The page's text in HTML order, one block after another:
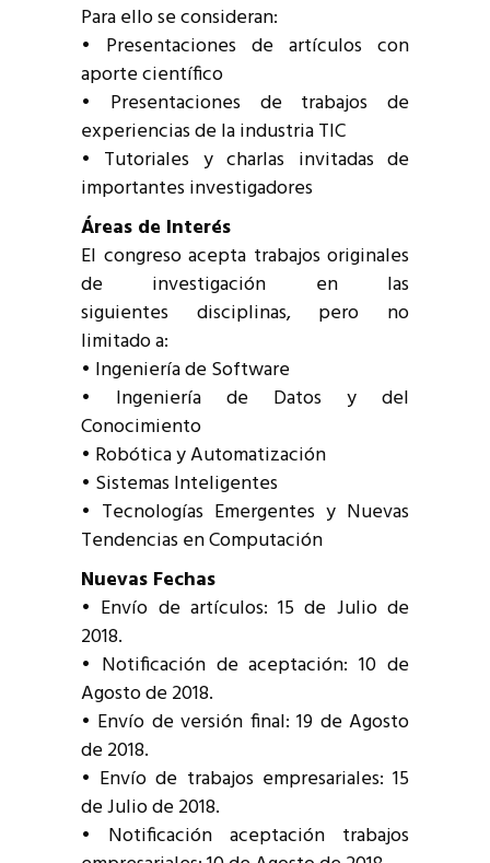
Para ello se consideran:
• Presentaciones de artículos con
aporte científico
• Presentaciones de trabajos de
experiencias de la industria TIC
• Tutoriales y charlas invitadas de
importantes investigadores
Áreas de Interés
El congreso acepta trabajos originales
de investigación en las
siguientes disciplinas, pero no
limitado a:
• Ingeniería de Software
• Ingeniería de Datos y del
Conocimiento
• Robótica y Automatización
• Sistemas Inteligentes
• Tecnologías Emergentes y Nuevas
Tendencias en Computación
Nuevas Fechas
• Envío de artículos: 15 de Julio de
2018.
• Notificación de aceptación: 10 de
Agosto de 2018.
• Envío de versión final: 19 de Agosto
de 2018.
• Envío de trabajos empresariales: 15
de Julio de 2018.
• Notificación aceptación trabajos